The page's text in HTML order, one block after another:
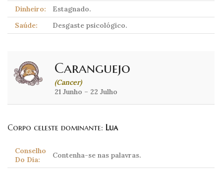
Dinheiro:
Estagnado.
Saúde:
Desgaste psicológico.
Caranguejo
(Cancer)
21 Junho – 22 Julho
Corpo celeste dominante: Lua
Conselho
Do Dia:
Contenha-se nas palavras.